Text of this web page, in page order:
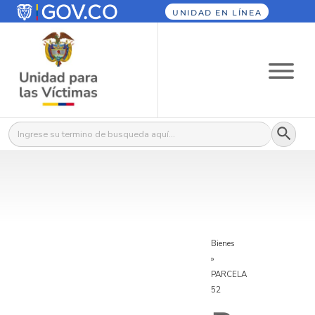
UNIDAD EN LÍNEA
Buscar: Botón
Bienes
»
PARCELA
52